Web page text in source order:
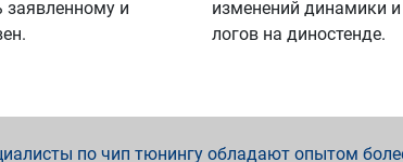
заявленному и
изменений динамики и
логов на диностенде.
по чип тюнингу обладают опытом